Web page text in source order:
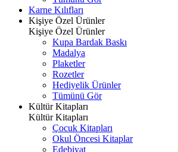
Karne Kılıfları
Kişiye Özel Ürünler
Kişiye Özel Ürünler
Kupa Bardak Baskı
Madalya
Plaketler
Rozetler
Hediyelik Ürünler
Tümünü Gör
Kültür Kitapları
Kültür Kitapları
Çocuk Kitapları
Okul Öncesi Kitaplar
Edebiyat